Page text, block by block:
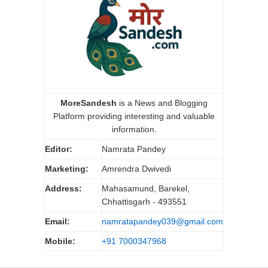
MoreSandesh is a News and Blogging
Platform providing interesting and valuable
information.
Editor: Namrata Pandey
Marketing: Amrendra Dwivedi
Address:
Mahasamund, Barekel,
Chhattisgarh - 493551
Email: namratapandey039@gmail.com
Mobile: +91 7000347968